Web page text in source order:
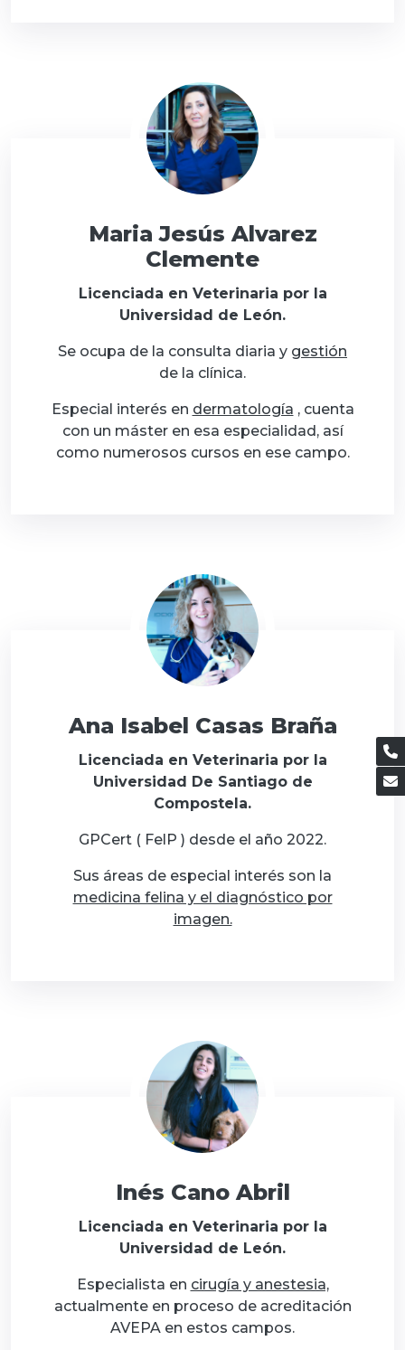
Maria Jesús Alvarez
Clemente
Licenciada en Veterinaria por la
Universidad de León.
Se ocupa de la consulta diaria y gestión
de la clínica.
Especial interés en dermatología , cuenta
con un máster en esa especialidad, así
como numerosos cursos en ese campo.
Ana Isabel Casas Braña
Licenciada en Veterinaria por la
Universidad De Santiago de
Compostela.
GPCert ( FelP ) desde el año 2022.
Sus áreas de especial interés son la
medicina felina y el diagnóstico por
imagen.
Inés Cano Abril
Licenciada en Veterinaria por la
Universidad de León.
Especialista en cirugía y anestesia,
actualmente en proceso de acreditación
AVEPA en estos campos.